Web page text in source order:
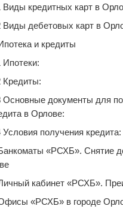
Виды кредитных карт в
Виды дебетовых карт в
и кредиты
Ипотеки:
Кредиты:
Основные документы для
в Орлове:
Условия получения кредита:
«РСХБ». Снятие
кабинет «РСХБ».
«РСХБ» в городе